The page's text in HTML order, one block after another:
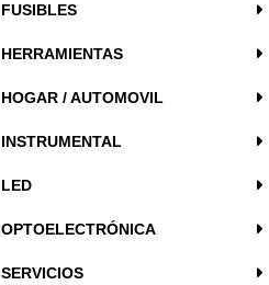
FUSIBLES
HERRAMIENTAS
HOGAR / AUTOMOVIL
INSTRUMENTAL
LED
OPTOELECTRÓNICA
SERVICIOS